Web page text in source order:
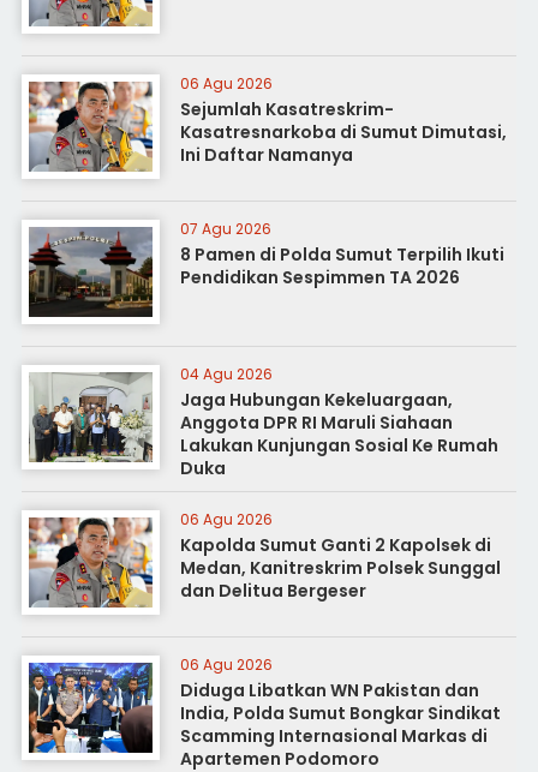
06 Agu 2026
Sejumlah Kasatreskrim-
Kasatresnarkoba di Sumut Dimutasi,
Ini Daftar Namanya
07 Agu 2026
8 Pamen di Polda Sumut Terpilih Ikuti
Pendidikan Sespimmen TA 2026
04 Agu 2026
Jaga Hubungan Kekeluargaan,
Anggota DPR RI Maruli Siahaan
Lakukan Kunjungan Sosial Ke Rumah
Duka
06 Agu 2026
Kapolda Sumut Ganti 2 Kapolsek di
Medan, Kanitreskrim Polsek Sunggal
dan Delitua Bergeser
06 Agu 2026
Diduga Libatkan WN Pakistan dan
India, Polda Sumut Bongkar Sindikat
Scamming Internasional Markas di
Apartemen Podomoro